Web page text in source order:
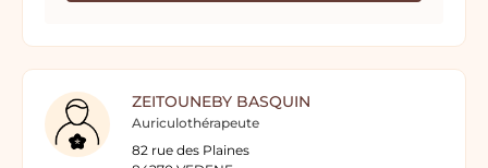
ZEITOUNEBY BASQUIN
Auriculothérapeute
82 rue des Plaines